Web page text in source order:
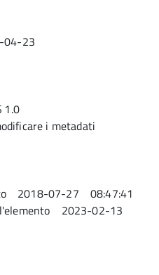
23
1.0
i metadati
2018-07-27 08:47:41
2023-02-13